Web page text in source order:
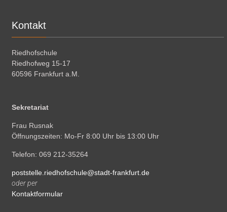
Kontakt
Riedhofschule
Riedhofweg 15-17
60596 Frankfurt a.M.
Sekretariat
Frau Rusnak
Öffnungszeiten: Mo-Fr 8:00 Uhr bis 13:00 Uhr
Telefon: 069 212-35264
poststelle.riedhofschule@stadt-frankfurt.de
oder per
Kontaktformular